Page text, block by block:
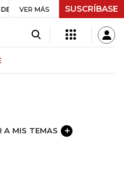
$ 408.498,97 +$ 8.753,81
VER MÁS SUSCRÍBASE
A MIS TEMAS